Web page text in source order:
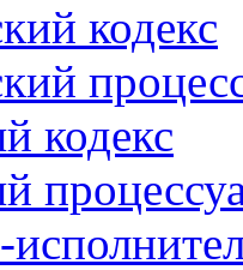
кодекс
кодекс